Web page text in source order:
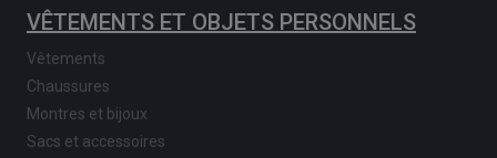
VÊTEMENTS ET OBJETS PERSONNELS
Vêtements
Chaussures
Montres et bijoux
Sacs et accessoires